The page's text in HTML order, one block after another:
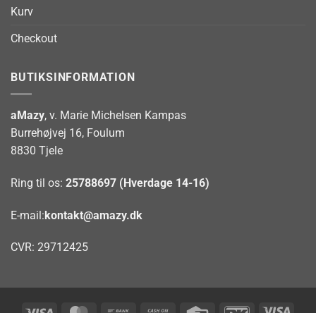
Kurv
Checkout
BUTIKSINFORMATION
aMazy, v. Marie Michelsen Kampas
Burrehøjvej 16, Foulum
8830 Tjele
Ring til os: 25788697 (Hverdage 14-16)
E-mail:kontakt@amazy.dk
CVR: 29712425